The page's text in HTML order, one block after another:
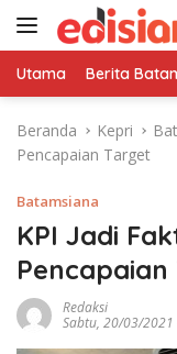
Utama Berita
Beranda Kepri
Pencapaian Target
Batamsiana
KPI Jadi
Redaksi
Sabtu, 20/03/2021